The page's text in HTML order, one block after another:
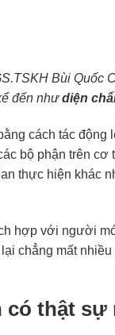
Bùi Quốc
đến nhưdiện
cách tác động
bộ phận trên
thực hiện khác
hợp với người
chẳng mất
thật sự